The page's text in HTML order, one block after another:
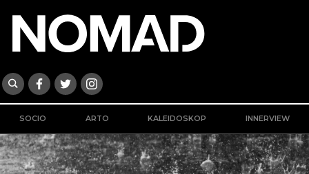
SOCIO ARTO KALEIDOSKOP INNERVIEW